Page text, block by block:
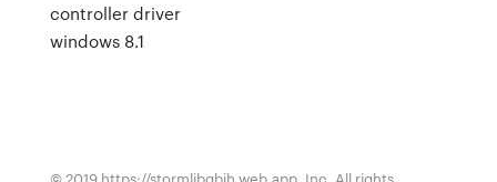
controller driver
windows 8.1
© 2019 https://stormlibgbih.web.app, Inc. All rights